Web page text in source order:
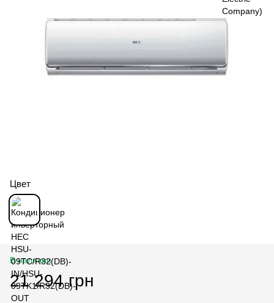
Цвет
В наличии
21 294 грн